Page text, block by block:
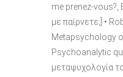
me prenez-vous?,
με παίρνετε;] •
Metapsychology
Psychoanalytic
μεταψυχολογία